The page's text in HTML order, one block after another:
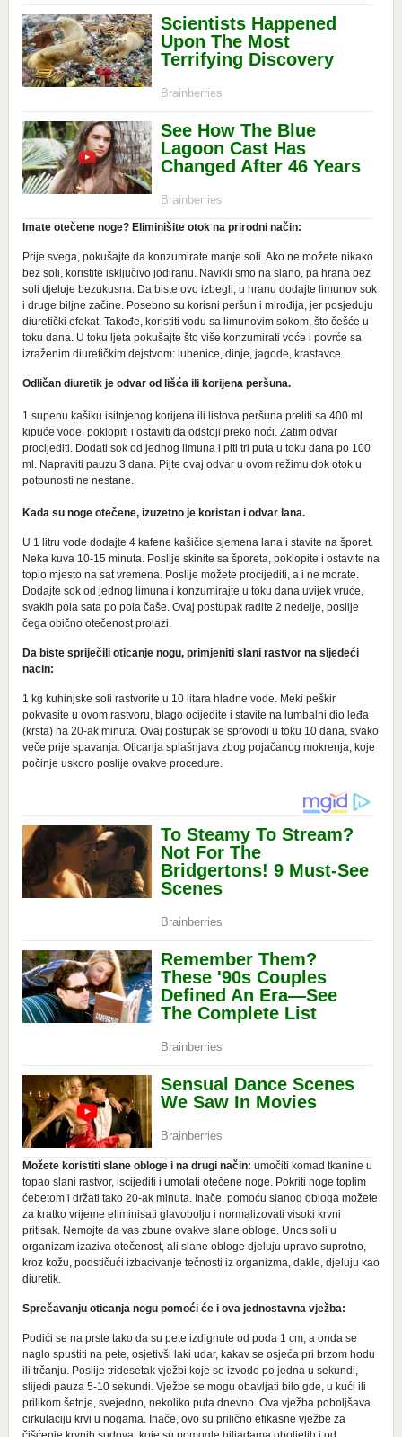
Imate otečene noge? Eliminišite otok na prirodni način:
Prije svega, pokušajte da konzumirate manje soli. Ako ne možete nikako
bez soli, koristite isključivo jodiranu. Navikli smo na slano, pa hrana bez
soli djeluje bezukusna. Da biste ovo izbegli, u hranu dodajte limunov sok
i druge biljne začine. Posebno su korisni peršun i mirođija, jer posjeduju
diuretički efekat. Takođe, koristiti vodu sa limunovim sokom, što češće u
toku dana. U toku ljeta pokušajte što više konzumirati voće i povrće sa
izraženim diuretičkim dejstvom: lubenice, dinje, jagode, krastavce.
Odličan diuretik je odvar od lišća ili korijena peršuna.
1 supenu kašiku isitnjenog korijena ili listova peršuna preliti sa 400 ml
kipuće vode, poklopiti i ostaviti da odstoji preko noći. Zatim odvar
procijediti. Dodati sok od jednog limuna i piti tri puta u toku dana po 100
ml. Napraviti pauzu 3 dana. Pijte ovaj odvar u ovom režimu dok otok u
potpunosti ne nestane.
Kada su noge otečene, izuzetno je koristan i odvar lana.
U 1 litru vode dodajte 4 kafene kašičice sjemena lana i stavite na šporet.
Neka kuva 10-15 minuta. Poslije skinite sa šporeta, poklopite i ostavite na
toplo mjesto na sat vremena. Poslije možete procijediti, a i ne morate.
Dodajte sok od jednog limuna i konzumirajte u toku dana uvijek vruće,
svakih pola sata po pola čaše. Ovaj postupak radite 2 nedelje, poslije
čega obično otečenost prolazi.
Da biste spriječili oticanje nogu, primjeniti slani rastvor na sljedeći
nacin:
1 kg kuhinjske soli rastvorite u 10 litara hladne vode. Meki peškir
pokvasite u ovom rastvoru, blago ocijedite i stavite na lumbalni dio leđa
(krsta) na 20-ak minuta. Ovaj postupak se sprovodi u toku 10 dana, svako
veče prije spavanja. Oticanja splašnjava zbog pojačanog mokrenja, koje
počinje uskoro poslije ovakve procedure.
Možete koristiti slane obloge i na drugi način: umočiti komad tkanine u
topao slani rastvor, iscijediti i umotati otečene noge. Pokriti noge toplim
ćebetom i držati tako 20-ak minuta. Inače, pomoću slanog obloga možete
za kratko vrijeme eliminisati glavobolju i normalizovati visoki krvni
pritisak. Nemojte da vas zbune ovakve slane obloge. Unos soli u
organizam izaziva otečenost, ali slane obloge djeluju upravo suprotno,
kroz kožu, podstičući izbacivanje tečnosti iz organizma, dakle, djeluju kao
diuretik.
Sprečavanju oticanja nogu pomoći će i ova jednostavna vježba:
Podići se na prste tako da su pete izdignute od poda 1 cm, a onda se
naglo spustiti na pete, osjetivši laki udar, kakav se osjeća pri brzom hodu
ili trčanju. Poslije tridesetak vježbi koje se izvode po jedna u sekundi,
slijedi pauza 5-10 sekundi. Vježbe se mogu obavljati bilo gde, u kući ili
prilikom šetnje, svejedno, nekoliko puta dnevno. Ova vježba poboljšava
cirkulaciju krvi u nogama. Inače, ovo su prilično efikasne vježbe za